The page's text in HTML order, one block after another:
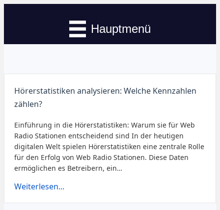
Hauptmenü
Hörerstatistiken analysieren: Welche Kennzahlen
zählen?
Einführung in die Hörerstatistiken: Warum sie für Web
Radio Stationen entscheidend sind In der heutigen
digitalen Welt spielen Hörerstatistiken eine zentrale Rolle
für den Erfolg von Web Radio Stationen. Diese Daten
ermöglichen es Betreibern, ein…
Weiterlesen...